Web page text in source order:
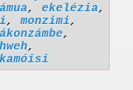
, ekelézia,
,monzimi,
,
,